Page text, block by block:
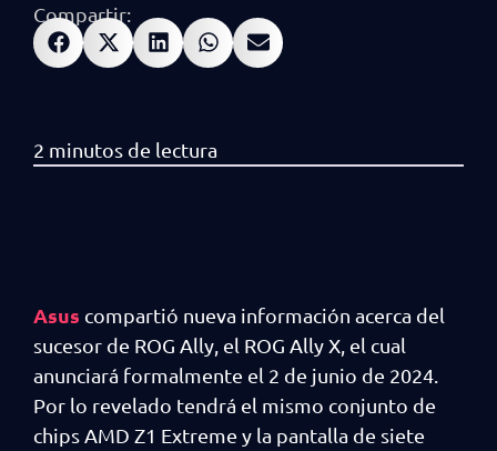
Compartir:
Asus compartió nueva información acerca del
sucesor de ROG Ally, el ROG Ally X, el cual
anunciará formalmente el 2 de junio de 2024.
Por lo revelado tendrá el mismo conjunto de
chips AMD Z1 Extreme y la pantalla de siete